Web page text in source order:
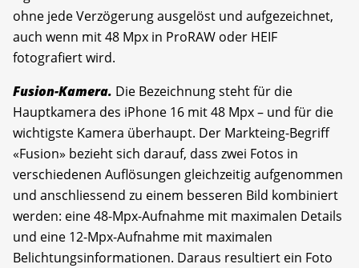
ohne jede Verzögerung ausgelöst und aufgezeichnet,
auch wenn mit 48 Mpx in ProRAW oder HEIF
fotografiert wird.
Fusion-Kamera. Die Bezeichnung steht für die
Hauptkamera des iPhone 16 mit 48 Mpx – und für die
wichtigste Kamera überhaupt. Der Markteing-Begriff
«Fusion» bezieht sich darauf, dass zwei Fotos in
verschiedenen Auflösungen gleichzeitig aufgenommen
und anschliessend zu einem besseren Bild kombiniert
werden: eine 48-Mpx-Aufnahme mit maximalen Details
und eine 12-Mpx-Aufnahme mit maximalen
Belichtungsinformationen. Daraus resultiert ein Foto